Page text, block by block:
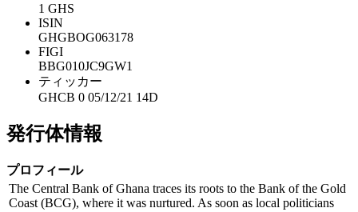
1 GHS
ISIN
GHGBOG063178
FIGI
BBG010JC9GW1
ティッカー
GHCB 0 05/12/21 14D
発行体情報
プロフィール
The Central Bank of Ghana traces its roots to the Bank of the Gold
Coast (BCG), where it was nurtured. As soon as local politicians